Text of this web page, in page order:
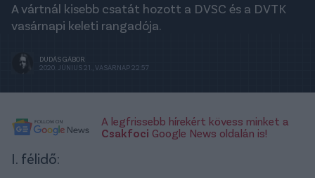
A vártnál kisebb csatát hozott a DVSC és a DVTK
vasárnapi keleti rangadója.
DUDÁS GÁBOR
2020. JÚNIUS 21., VASÁRNAP 22:57
A legfrissebb hírekért kövess minket a
Csakfoci Google News oldalán is!
I. félidő: